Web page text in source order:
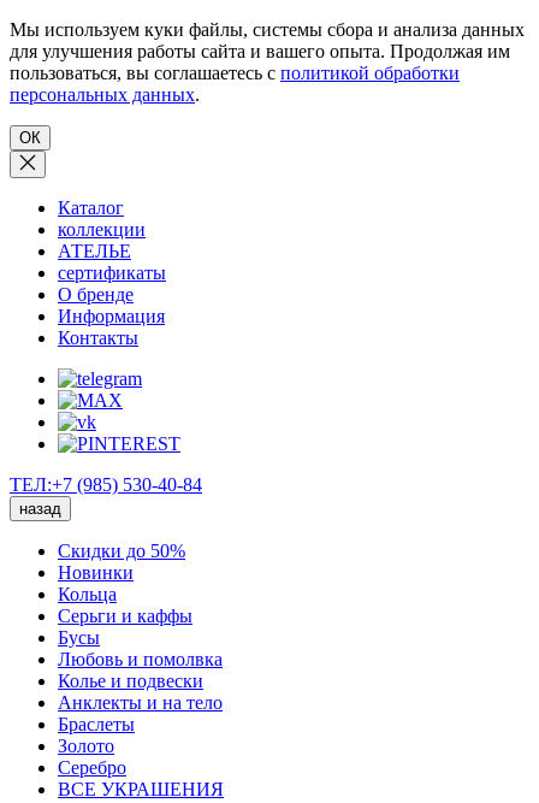
Мы используем куки файлы, системы сбора и анализа данных
для улучшения работы сайта и вашего опыта. Продолжая им
пользоваться, вы соглашаетесь с политикой обработки
персональных данных.
ОК
Каталог
коллекции
АТЕЛЬЕ
сертификаты
О бренде
Информация
Контакты
ТЕЛ:+7 (985) 530-40-84
назад
Скидки до 50%
Новинки
Кольца
Серьги и каффы
Бусы
Любовь и помолвка
Колье и подвески
Анклекты и на тело
Браслеты
Золото
Серебро
ВСЕ УКРАШЕНИЯ